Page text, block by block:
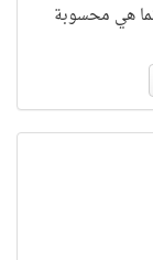
هي محسوبة